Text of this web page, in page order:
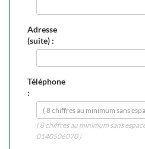
Adresse
(suite) :
Téléphone
:
( 8 chiffres au minimum sans
0140506070 )